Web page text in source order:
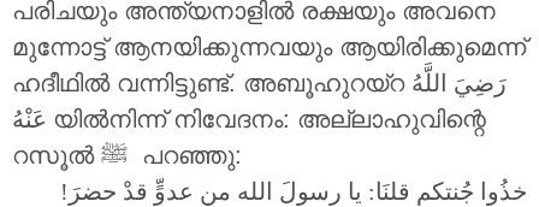
പരിചയും അന്ത്യനാളിൽ രക്ഷയും അവനെ
മുന്നോട്ട് ആനയിക്കുന്നവയും ആയിരിക്കുമെന്ന്
ഹദീഥിൽ വന്നിട്ടുണ്ട്. അബൂഹുറയ്റ رَضِيَ اللَّهُ
യിൽനിന്ന് നിവേദനം: അല്ലാഹുവിന്റെ
റസൂൽ ‎ﷺ പറഞ്ഞു:
خذُوا جُنتكم قلنَا: يا رسولَ الله من عدوٍّ قدْ حضرَ!